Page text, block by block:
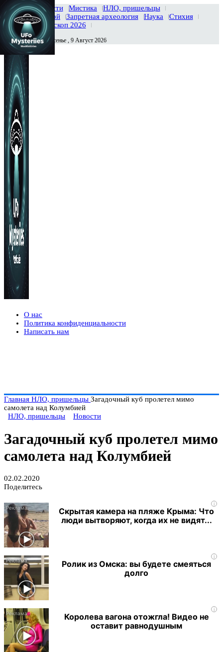
Главная Новости Мистика
НЛО, пришельцы
Тайны вселенной
Запретная археология Наука
Стихия
История
Гороскоп 2026
Сегодня Воскресенье , 9 Август 2026
О нас
Политика конфиденциальности
Написать нам
Главная НЛО, пришельцы Загадочный куб пролетел мимо
самолета над Колумбией
НЛО, пришельцы
Новости
Загадочный куб пролетел мимо
самолета над Колумбией
02.02.2020
Поделитесь
i
Скрытая камера на пляже Крыма: Что
люди вытворяют, когда их не видят...
i
Ролик из Омска: вы будете смеяться
долго
i
Королева вагона отожгла! Видео не
оставит равнодушным